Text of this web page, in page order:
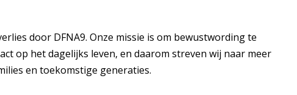
door DFNA9. Onze missie is om bewustwording te
op het dagelijks leven, en daarom streven wij naar meer
en toekomstige generaties.